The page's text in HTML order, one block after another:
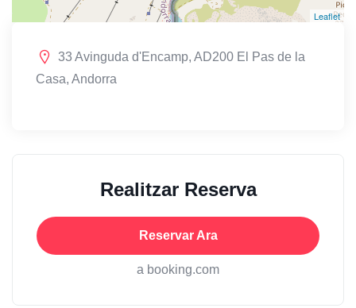
Leaflet
33 Avinguda d'Encamp, AD200 El Pas de la
Casa, Andorra
Realitzar Reserva
Reservar Ara
a booking.com